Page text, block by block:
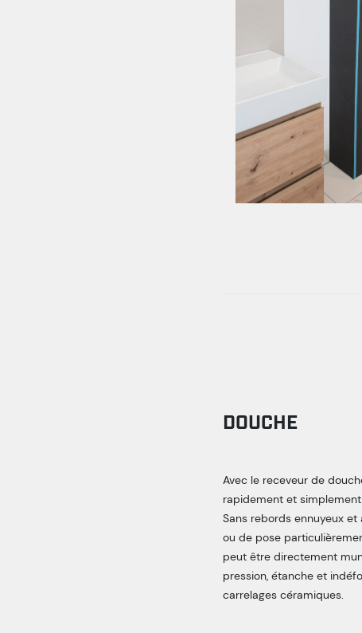
DOUCHE
Avec le receveur de
rapidement et
Sans rebords ennuyeux
ou de pose
peut être directement
pression, étanche et
carrelages céramiques.